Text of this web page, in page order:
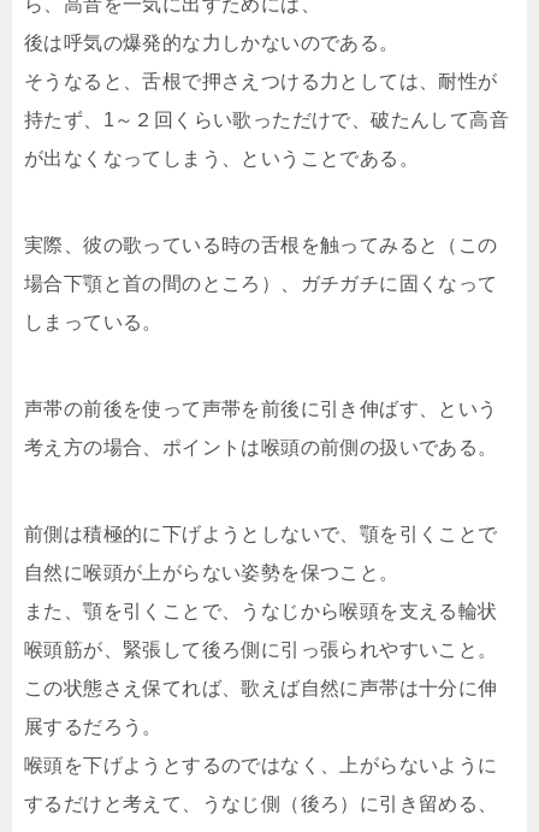
ら、高音を一気に出すためには、
後は呼気の爆発的な力しかないのである。
そうなると、舌根で押さえつける力としては、耐性が
持たず、1～２回くらい歌っただけで、破たんして高音
が出なくなってしまう、ということである。
実際、彼の歌っている時の舌根を触ってみると（この
場合下顎と首の間のところ）、ガチガチに固くなって
しまっている。
声帯の前後を使って声帯を前後に引き伸ばす、という
考え方の場合、ポイントは喉頭の前側の扱いである。
前側は積極的に下げようとしないで、顎を引くことで
自然に喉頭が上がらない姿勢を保つこと。
また、顎を引くことで、うなじから喉頭を支える輪状
喉頭筋が、緊張して後ろ側に引っ張られやすいこと。
この状態さえ保てれば、歌えば自然に声帯は十分に伸
展するだろう。
喉頭を下げようとするのではなく、上がらないように
するだけと考えて、うなじ側（後ろ）に引き留める、